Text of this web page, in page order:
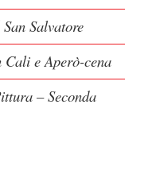
Salvatore
e Aperò-cena
– Seconda